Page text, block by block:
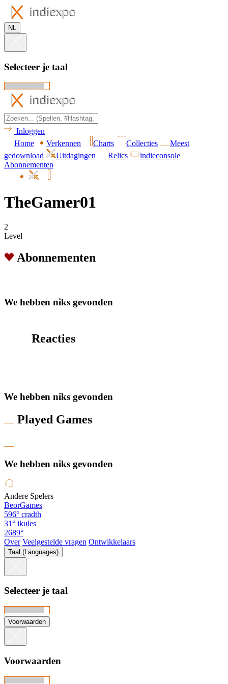
NL
Selecteer je taal
Inloggen
Home
Verkennen Charts Collecties
Meest
gedownload
Uitdagingen Relics
indieconsole
Abonnementen
TheGamer01
2
Level
Abonnementen
We hebben niks gevonden
Reacties
We hebben niks gevonden
Played Games
We hebben niks gevonden
Andere Spelers
BeorGames
596° cradth
31° ikules
2689°
Over Veelgestelde vragen Ontwikkelaars
Taal (Languages)
Selecteer je taal
Voorwaarden
Voorwaarden